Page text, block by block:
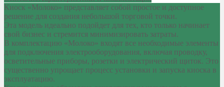
Киоск «Молоко» представляет собой простое и доступное
решение для создания небольшой торговой точки.
Эта модель идеально подойдет для тех, кто только начинает
свой бизнес и стремится минимизировать затраты.
В комплектацию «Молоко» входят все необходимые элементы
для подключения электрооборудования, включая проводку,
осветительные приборы, розетки и электрический щиток. Это
существенно упрощает процесс установки и запуска киоска в
эксплуатацию.